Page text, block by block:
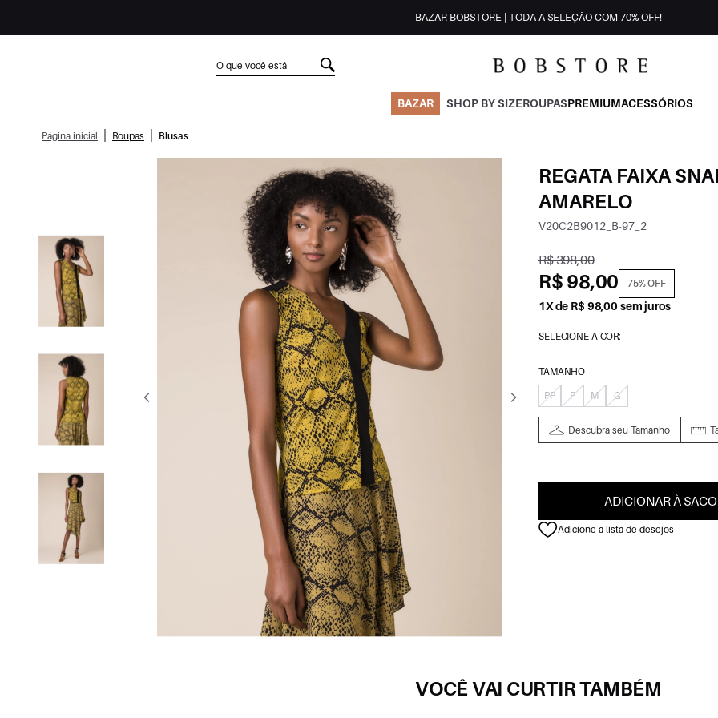
BAZAR BOBSTORE | TODA A SELEÇÃO COM 70% OFF!
BAZAR SHOP BY SIZEROUPASPREMIUMACESSÓRIOS
Página inicial Roupas Blusas
REGATA FAIXA
AMARELO
V20C2B9012_B-97_2
R$ 398,00
R$ 98,00 75% OFF
1X de R$ 98,00 sem juros
SELECIONE A COR:
TAMANHO
PP
P M G
Descubra seu Tamanho
ADICIONAR À
Adicione a lista de desejos
VOCÊ VAI CURTIR TAMBÉM